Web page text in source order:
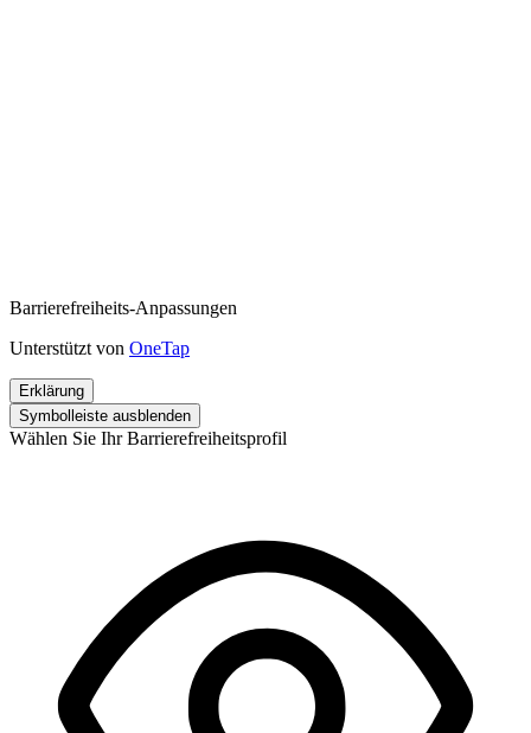
Barrierefreiheits-Anpassungen
Unterstützt von OneTap
Erklärung
Symbolleiste ausblenden
Wählen Sie Ihr Barrierefreiheitsprofil